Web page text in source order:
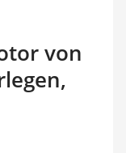
von